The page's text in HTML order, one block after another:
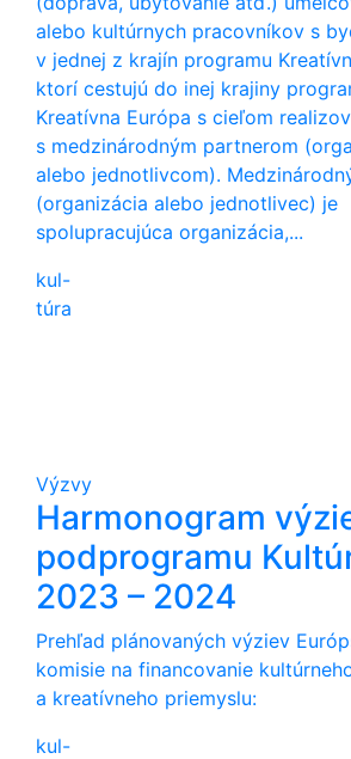
alebo kultúrnych pracovníkov s
v jednej z krajín programu
ktorí cestujú do inej krajiny
Kreatívna Európa s cieľom
s medzinárodným partnerom
alebo jednotlivcom).
(organizácia alebo jednotlivec) je
spolupracujúca organizácia,...
kul-
túra
Výzvy
Harmonogram
podprogramu
2023 – 2024
Prehľad plánovaných výziev
komisie na financovanie
a kreatívneho priemyslu:
kul-